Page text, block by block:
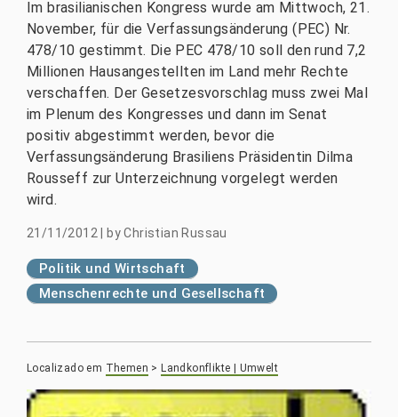
Im brasilianischen Kongress wurde am Mittwoch, 21.
November, für die Verfassungsänderung (PEC) Nr.
478/10 gestimmt. Die PEC 478/10 soll den rund 7,2
Millionen Hausangestellten im Land mehr Rechte
verschaffen. Der Gesetzesvorschlag muss zwei Mal
im Plenum des Kongresses und dann im Senat
positiv abgestimmt werden, bevor die
Verfassungsänderung Brasiliens Präsidentin Dilma
Rousseff zur Unterzeichnung vorgelegt werden
wird.
21/11/2012 byChristian Russau
Politik und Wirtschaft
Menschenrechte und Gesellschaft
Localizado em Themen > Landkonflikte | Umwelt